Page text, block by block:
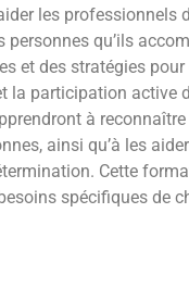
les professionnels
qu’ils
et des stratégies pour
la participation active
à
ainsi qu’à les
Cette
spécifiques de